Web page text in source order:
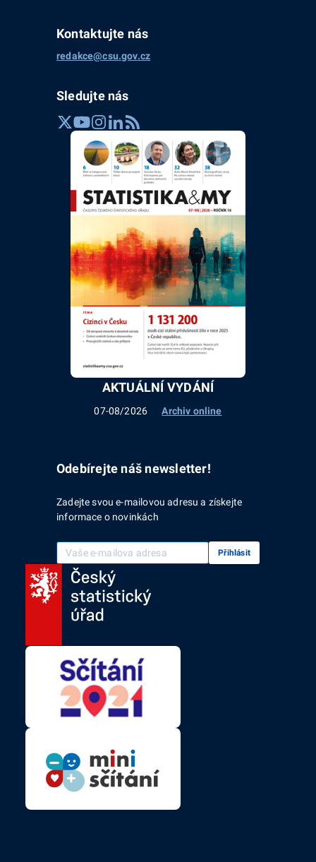
Kontaktujte nás
redakce@csu.gov.cz
Sledujte nás
AKTUÁLNÍ VYDÁNÍ
07-08/2026 Archiv online
Odebírejte náš newsletter!
Zadejte svou e-mailovou adresu a získejte
informace o novinkách
Vaše e-mailová adresa Přihlásit